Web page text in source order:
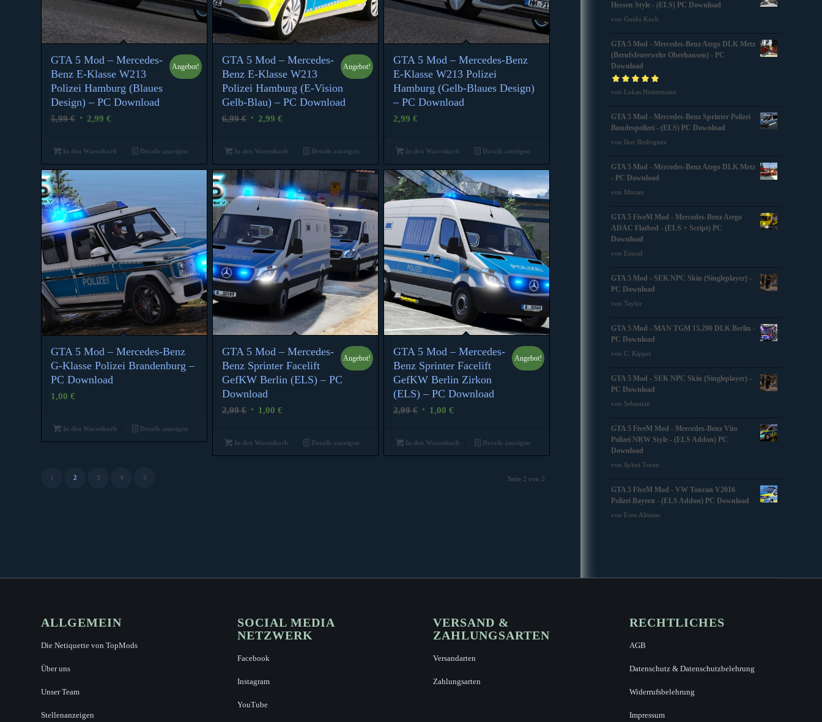
GTA 5 Mod – Mercedes-
Benz E-Klasse W213
Polizei Hamburg (Blaues
Design) – PC Download
5,99€ Ursprünglicher
2,99 €
Angebot!
In den Warenkorb Details anzeigen
5.00
GTA 5 Mod – Mercedes-
Benz E-Klasse W213
Polizei Hamburg (E-Vision
Gelb-Blau) – PC Download
6,99€ Ursprünglicher
2,99 €Aktueller
Angebot!
In den Warenkorb Details anzeigen
4.83
GTA 5 Mod – Mercedes-Benz
E-Klasse W213 Polizei
Hamburg (Gelb-Blaues Design)
– PC Download
2,99 €
In den Warenkorb Details anzeigen
GTA 5 Mod – Mercedes-Benz
G-Klasse Polizei Brandenburg –
PC Download
1,00 €
In den Warenkorb Details anzeigen
5.00
GTA 5 Mod – Mercedes-
Benz Sprinter Facelift
GefKW Berlin (ELS) – PC
Download
2,99€ Ursprünglicher
1,00 €Aktueller
Angebot!
In den Warenkorb Details anzeigen
GTA 5 Mod – Mercedes-
Benz Sprinter Facelift
GefKW Berlin Zirkon
(ELS) – PC Download
2,99€ Ursprünglicher
1,00 €Aktueller
Angebot!
In den Warenkorb Details anzeigen
Seite 2 von 5
1 2 3 4 5
Hessen Style - (ELS) PC Download
von Guido Koch
GTA 5 Mod - Mercedes-Benz Atego DLK Metz
(Berufsfeuerwehr Oberhausen) - PC
Download
Bewertet mit5
von Lukas Hüttermann
GTA 5 Mod - Mercedes-Benz Sprinter Polizei
Bundespolizei - (ELS) PC Download
von Iker Rodriguez
GTA 5 Mod - Mercedes-Benz Atego DLK Metz
- PC Download
von Marian
GTA 5 FiveM Mod - Mercedes-Benz Atego
ADAC Flatbed - (ELS + Script) PC
Download
von Einrad
GTA 5 Mod - SEK NPC Skin (Singleplayer) -
PC Download
von Taylor
GTA 5 Mod - MAN TGM 15.290 DLK Berlin -
PC Download
von C. Kipper
GTA 5 Mod - SEK NPC Skin (Singleplayer) -
PC Download
von Sebastian
GTA 5 FiveM Mod - Mercedes-Benz Vito
Polizei NRW Style - (ELS Addon) PC
Download
von Aykut Turan
GTA 5 FiveM Mod - VW Touran V2016
Polizei Bayern - (ELS Addon) PC Download
von Eren Altintas
ALLGEMEIN
Die Netiquette von TopMods
Über uns
Unser Team
Stellenanzeigen
SOCIAL MEDIA
NETZWERK
Facebook
Instagram
YouTube
VERSAND &
ZAHLUNGSARTEN
Versandarten
Zahlungsarten
RECHTLICHES
AGB
Datenschutz & Datenschutzbelehrung
Widerrufsbelehrung
Impressum